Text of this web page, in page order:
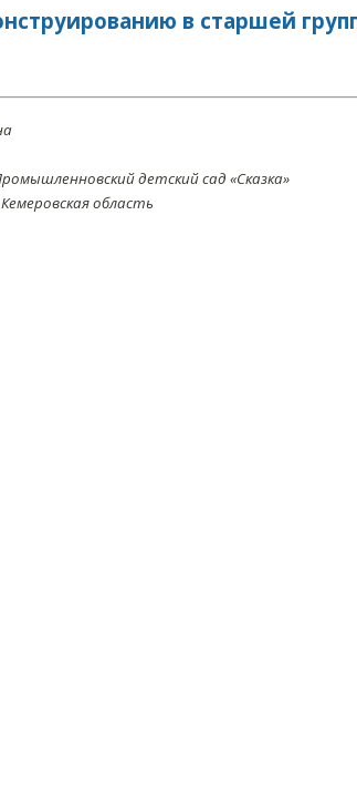
в старшей
детский сад «Сказка»
область